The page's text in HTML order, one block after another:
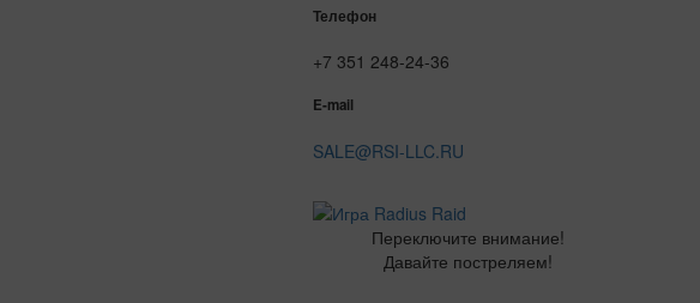
Телефон
+7 351 248-24-36
E-mail
SALE@RSI-LLC.RU
Переключите внимание!
Давайте постреляем!